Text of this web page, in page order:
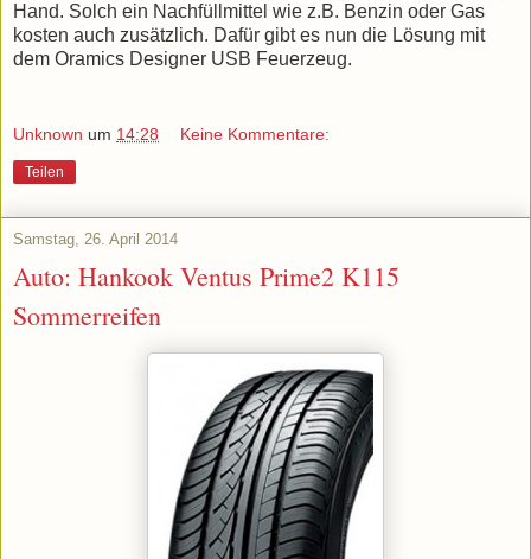
Hand. Solch ein Nachfüllmittel wie z.B. Benzin oder Gas
kosten auch zusätzlich. Dafür gibt es nun die Lösung mit
dem Oramics Designer USB Feuerzeug.
Unknown um 14:28 Keine Kommentare:
Teilen
Samstag, 26. April 2014
Auto: Hankook Ventus Prime2 K115
Sommerreifen